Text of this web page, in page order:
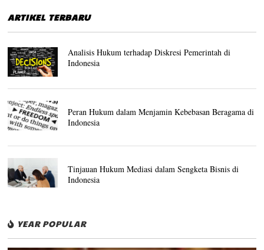
ARTIKEL TERBARU
Analisis Hukum terhadap Diskresi Pemerintah di
Indonesia
Peran Hukum dalam Menjamin Kebebasan Beragama di
Indonesia
Tinjauan Hukum Mediasi dalam Sengketa Bisnis di
Indonesia
YEAR POPULAR